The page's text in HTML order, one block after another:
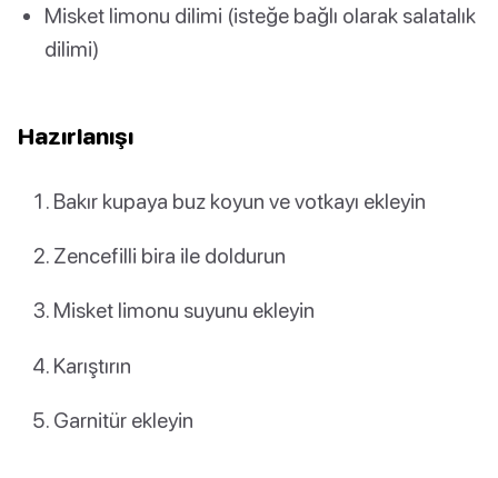
Misket limonu dilimi (isteğe bağlı olarak salatalık
dilimi)
Hazırlanışı
Bakır kupaya buz koyun ve votkayı ekleyin
Zencefilli bira ile doldurun
Misket limonu suyunu ekleyin
Karıştırın
Garnitür ekleyin